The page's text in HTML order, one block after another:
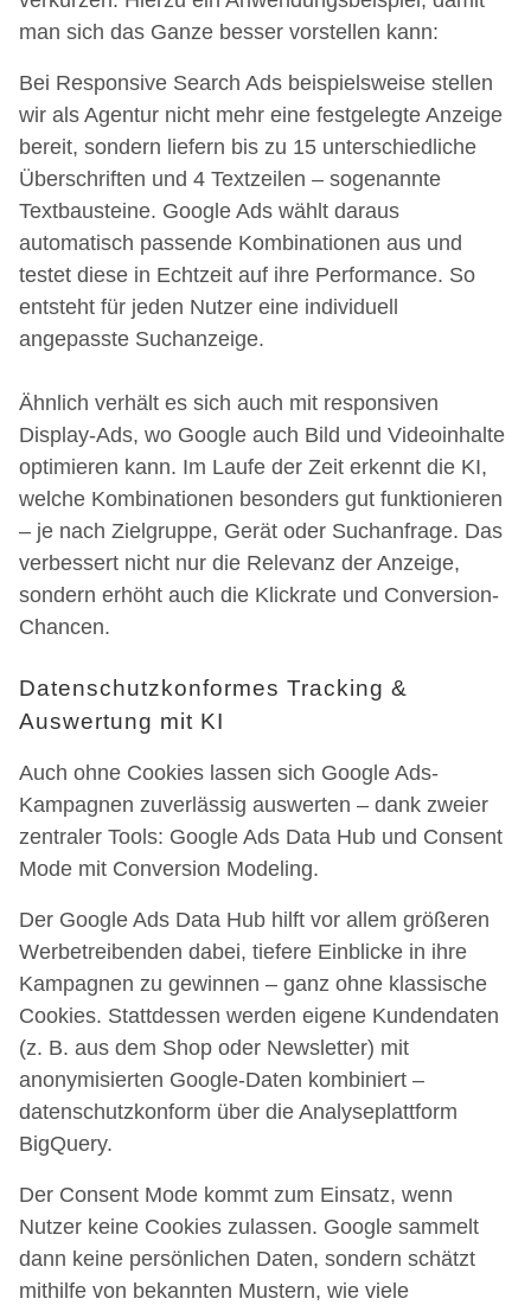
man sich das Ganze besser vorstellen kann:
Bei Responsive Search Ads beispielsweise stellen
wir als Agentur nicht mehr eine festgelegte Anzeige
bereit, sondern liefern bis zu 15 unterschiedliche
Überschriften und 4 Textzeilen – sogenannte
Textbausteine. Google Ads wählt daraus
automatisch passende Kombinationen aus und
testet diese in Echtzeit auf ihre Performance. So
entsteht für jeden Nutzer eine individuell
angepasste Suchanzeige.
Ähnlich verhält es sich auch mit responsiven
Display-Ads, wo Google auch Bild und Videoinhalte
optimieren kann. Im Laufe der Zeit erkennt die KI,
welche Kombinationen besonders gut funktionieren
– je nach Zielgruppe, Gerät oder Suchanfrage. Das
verbessert nicht nur die Relevanz der Anzeige,
sondern erhöht auch die Klickrate und Conversion-
Chancen.
Datenschutzkonformes Tracking &
Auswertung mit KI
Auch ohne Cookies lassen sich Google Ads-
Kampagnen zuverlässig auswerten – dank zweier
zentraler Tools: Google Ads Data Hub und Consent
Mode mit Conversion Modeling.
Der Google Ads Data Hub hilft vor allem größeren
Werbetreibenden dabei, tiefere Einblicke in ihre
Kampagnen zu gewinnen – ganz ohne klassische
Cookies. Stattdessen werden eigene Kundendaten
(z. B. aus dem Shop oder Newsletter) mit
anonymisierten Google-Daten kombiniert –
datenschutzkonform über die Analyseplattform
BigQuery.
Der Consent Mode kommt zum Einsatz, wenn
Nutzer keine Cookies zulassen. Google sammelt
dann keine persönlichen Daten, sondern schätzt
mithilfe von bekannten Mustern, wie viele